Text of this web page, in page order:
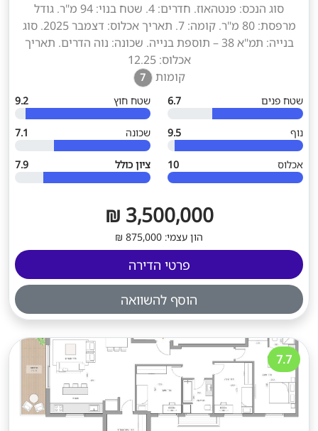
סוג הנכס: פנטהאוז. חדרים: 4. שטח בנוי: 94 מ"ר. גודל
מרפסת: 80 מ"ר. קומה: 7. תאריך אכלוס: דצמבר 2025. סוג
בנייה: תמ"א 38 – תוספת בנייה. שכונה: נוה הדרים. תאריך
אכלוס: 12.25
קומות
7
שטח פנים
6.7 שטח חוץ 9.2
נוף 9.5 שכונה 7.1
אכלוס 10 ציון כולל 7.9
3,500,000 ₪
הון עצמי: 875,000 ₪
פרטי הדירה
הוסף להשוואה
7.7